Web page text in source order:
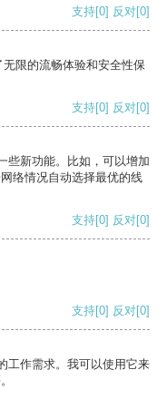
支持[0] 反对[0]
限的流畅体验和安全性保
支持[0] 反对[0]
些新功能。比如，可以增加
络情况自动选择最优的线
支持[0] 反对[0]
支持[0] 反对[0]
工作需求。我可以使用它来